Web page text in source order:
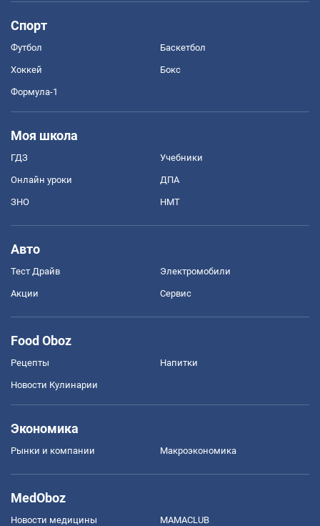
Спорт
Футбол Баскетбол
Хоккей Бокс
Формула-1
Моя школа
ГДЗ Учебники
Онлайн уроки ДПА
ЗНО НМТ
Авто
Тест Драйв Электромобили
Акции Сервис
Food Oboz
Рецепты Напитки
Новости Кулинарии
Экономика
Рынки и компании Mакроэкономика
MedOboz
Новости медицины MAMACLUB